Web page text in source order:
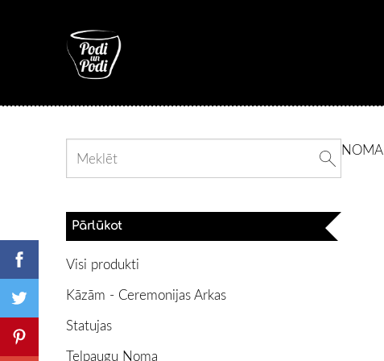
Pārlūkot
Visi produkti
Kāzām - Ceremonijas Arkas
Statujas
Telpaugu Noma
NOMA